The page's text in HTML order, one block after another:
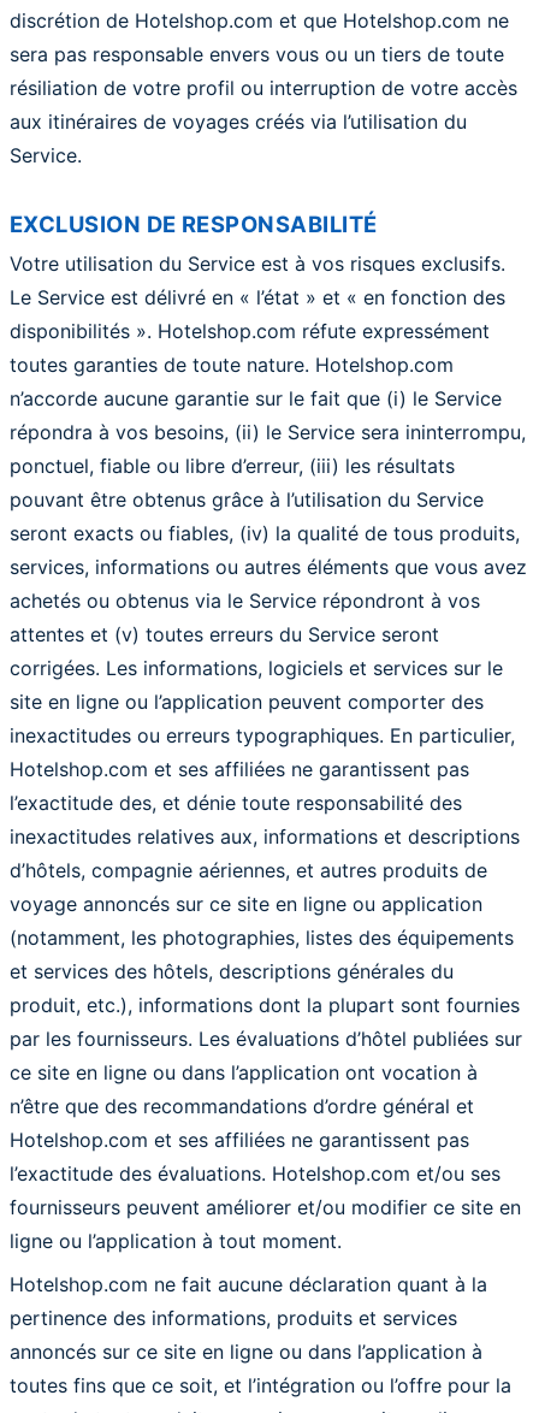
discrétion de Hotelshop.com et que Hotelshop.com ne
sera pas responsable envers vous ou un tiers de toute
résiliation de votre profil ou interruption de votre accès
aux itinéraires de voyages créés via l’utilisation du
Service.
EXCLUSION DE RESPONSABILITÉ
Votre utilisation du Service est à vos risques exclusifs.
Le Service est délivré en « l’état » et « en fonction des
disponibilités ». Hotelshop.com réfute expressément
toutes garanties de toute nature. Hotelshop.com
n’accorde aucune garantie sur le fait que (i) le Service
répondra à vos besoins, (ii) le Service sera ininterrompu,
ponctuel, fiable ou libre d’erreur, (iii) les résultats
pouvant être obtenus grâce à l’utilisation du Service
seront exacts ou fiables, (iv) la qualité de tous produits,
services, informations ou autres éléments que vous avez
achetés ou obtenus via le Service répondront à vos
attentes et (v) toutes erreurs du Service seront
corrigées. Les informations, logiciels et services sur le
site en ligne ou l’application peuvent comporter des
inexactitudes ou erreurs typographiques. En particulier,
Hotelshop.com et ses affiliées ne garantissent pas
l’exactitude des, et dénie toute responsabilité des
inexactitudes relatives aux, informations et descriptions
d’hôtels, compagnie aériennes, et autres produits de
voyage annoncés sur ce site en ligne ou application
(notamment, les photographies, listes des équipements
et services des hôtels, descriptions générales du
produit, etc.), informations dont la plupart sont fournies
par les fournisseurs. Les évaluations d’hôtel publiées sur
ce site en ligne ou dans l’application ont vocation à
n’être que des recommandations d’ordre général et
Hotelshop.com et ses affiliées ne garantissent pas
l’exactitude des évaluations. Hotelshop.com et/ou ses
fournisseurs peuvent améliorer et/ou modifier ce site en
ligne ou l’application à tout moment.
Hotelshop.com ne fait aucune déclaration quant à la
pertinence des informations, produits et services
annoncés sur ce site en ligne ou dans l’application à
toutes fins que ce soit, et l’intégration ou l’offre pour la